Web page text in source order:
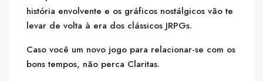
história envolvente e os gráficos nostálgicos vão te
levar de volta à era dos clássicos JRPGs.
Caso você um novo jogo para relacionar-se com os
bons tempos, não perca Claritas.